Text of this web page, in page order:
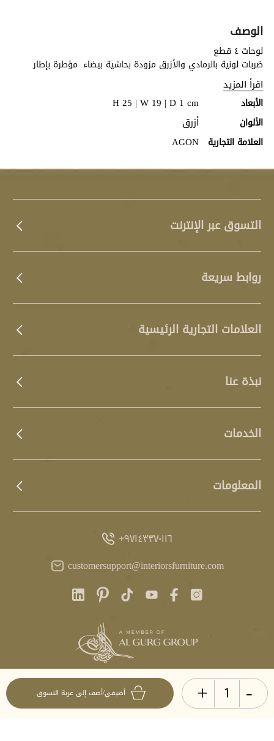
-
+ أضيفي/أضف إلى عربة التسوق
الوصف
لوحات ٤ قطع
ضربات لونية بالرمادي والأزرق مزودة بحاشية بيضاء. مؤطرة بإطار
خشبي تقليدي بتشطيب ذهبي عتيق مع شريط زخرفي.
اقرأ المزيد
الأبعاد H 25 | W 19 | D 1 cm
الألوان أزرق
العلامة التجارية AGON
التسوق عبر الإنترنت
روابط سريعة
العلامات التجارية الرئيسية
نبذة عنا
الخدمات
المعلومات
٩٧١٤٣٣٧٠١١٦+
customersupport@interiorsfurniture.com
آخر تحديث
١٥:٣٠ GST، ٧ أغسطس ٢٠٢٦